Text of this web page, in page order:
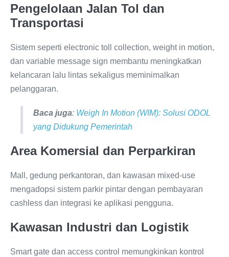
Pengelolaan Jalan Tol dan
Transportasi
Sistem seperti electronic toll collection, weight in motion,
dan variable message sign membantu meningkatkan
kelancaran lalu lintas sekaligus meminimalkan
pelanggaran.
Baca juga: Weigh In Motion (WIM): Solusi ODOL
yang Didukung Pemerintah
Area Komersial dan Perparkiran
Mall, gedung perkantoran, dan kawasan mixed-use
mengadopsi sistem parkir pintar dengan pembayaran
cashless dan integrasi ke aplikasi pengguna.
Kawasan Industri dan Logistik
Smart gate dan access control memungkinkan kontrol